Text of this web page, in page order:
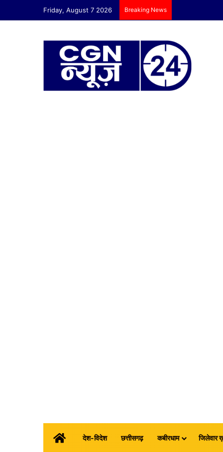
Friday, August 7 2026 Breaking News
होम देश-विदेश छत्तीसगढ़ कबीरधाम जिलेवार